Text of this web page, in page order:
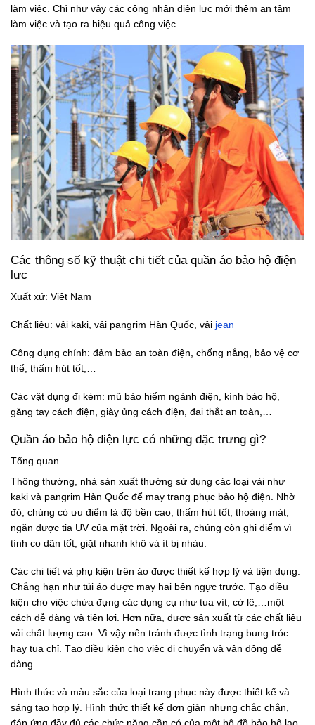
làm việc. Chỉ như vậy các công nhân điện lực mới thêm an tâm
làm việc và tạo ra hiệu quả công việc.
Các thông số kỹ thuật chi tiết của quần áo bảo hộ điện
lực
Xuất xứ: Việt Nam
Chất liệu: vải kaki, vải pangrim Hàn Quốc, vải jean
Công dụng chính: đảm bảo an toàn điện, chống nắng, bảo vệ cơ
thể, thấm hút tốt,…
Các vật dụng đi kèm: mũ bảo hiểm ngành điện, kính bảo hộ,
găng tay cách điện, giày ủng cách điện, đai thắt an toàn,…
Quần áo bảo hộ điện lực có những đặc trưng gì?
Tổng quan
Thông thường, nhà sản xuất thường sử dụng các loại vải như
kaki và pangrim Hàn Quốc để may trang phục bảo hộ điện. Nhờ
đó, chúng có ưu điểm là độ bền cao, thấm hút tốt, thoáng mát,
ngăn được tia UV của mặt trời. Ngoài ra, chúng còn ghi điểm vì
tính co dãn tốt, giặt nhanh khô và ít bị nhàu.
Các chi tiết và phụ kiện trên áo được thiết kế hợp lý và tiện dụng.
Chẳng hạn như túi áo được may hai bên ngực trước. Tạo điều
kiện cho việc chứa đựng các dụng cụ như tua vít, cờ lê,…một
cách dễ dàng và tiện lợi. Hơn nữa, được sản xuất từ các chất liệu
vải chất lượng cao. Vì vậy nên tránh được tình trạng bung tróc
hay tua chỉ. Tạo điều kiện cho việc di chuyển và vận động dễ
dàng.
Hình thức và màu sắc của loại trang phục này được thiết kế và
sáng tạo hợp lý. Hình thức thiết kế đơn giản nhưng chắc chắn,